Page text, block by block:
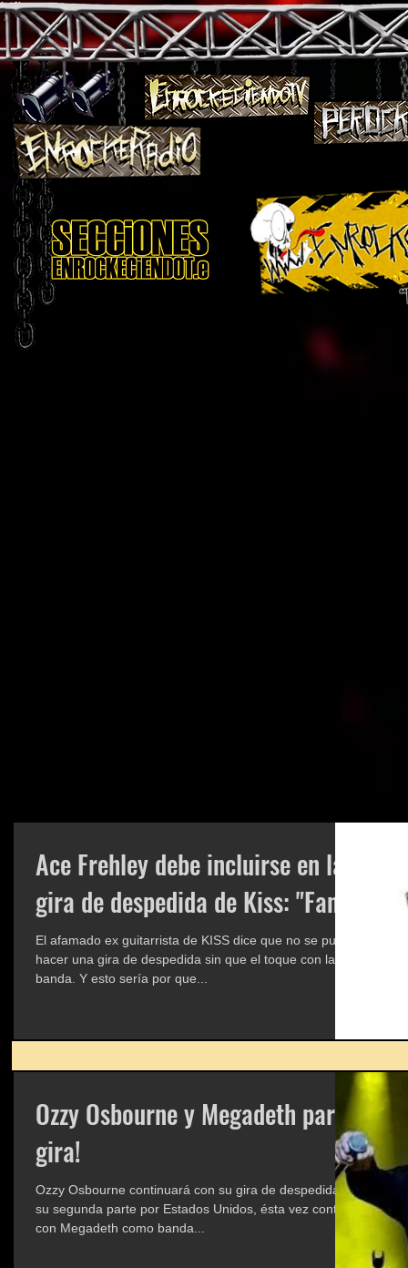
Ace Frehley debe incluirse en la
gira de despedida de Kiss: "Fans"
El afamado ex guitarrista de KISS dice que no se puede
hacer una gira de despedida sin que el toque con la
banda. Y esto sería por que...
Ozzy Osbourne y Megadeth para
gira!
Ozzy Osbourne continuará con su gira de despedida en
su segunda parte por Estados Unidos, ésta vez contará
con Megadeth como banda...